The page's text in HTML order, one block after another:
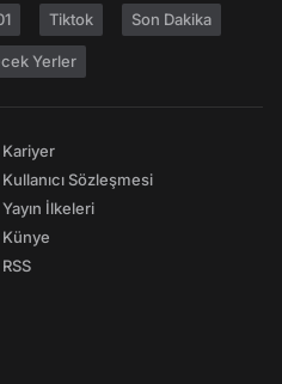
Tiktok Son Dakika
Yerler
Kariyer
Kullanıcı Sözleşmesi
Yayın İlkeleri
Künye
RSS